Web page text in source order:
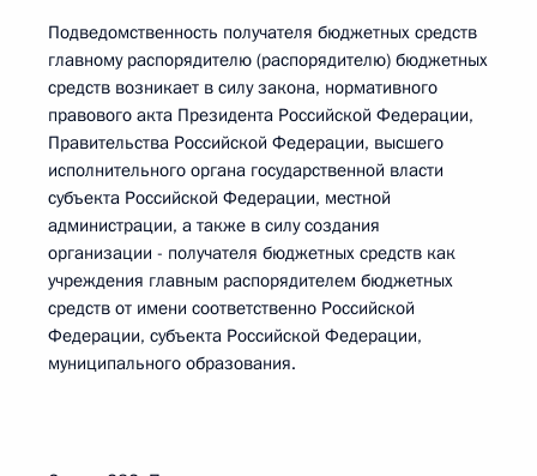
Подведомственность получателя бюджетных средств
главному распорядителю (распорядителю) бюджетных
средств возникает в силу закона, нормативного
правового акта Президента Российской Федерации,
Правительства Российской Федерации, высшего
исполнительного органа государственной власти
субъекта Российской Федерации, местной
администрации, а также в силу создания
организации - получателя бюджетных средств как
учреждения главным распорядителем бюджетных
средств от имени соответственно Российской
Федерации, субъекта Российской Федерации,
муниципального образования.